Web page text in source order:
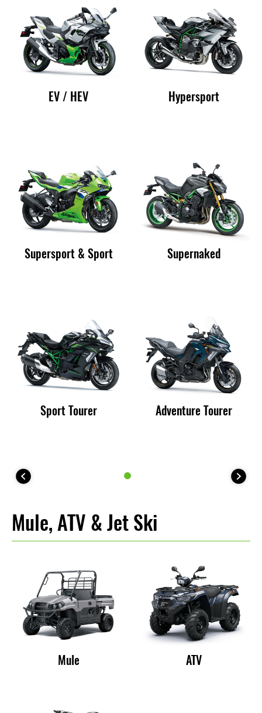
EV / HEV Hypersport
Supersport & Sport Supernaked
Sport Tourer Adventure Tourer
Mule, ATV & Jet Ski
Mule ATV